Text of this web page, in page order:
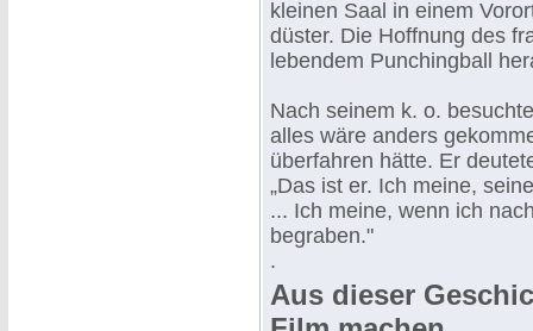
kleinen Saal in einem
düster. Die Hoffnung des
lebendem Punchingball
Nach seinem k. o.
alles wäre anders
überfahren hätte. Er
„Das ist er. Ich meine,
... Ich meine, wenn ich
begraben."
.
Aus dieser